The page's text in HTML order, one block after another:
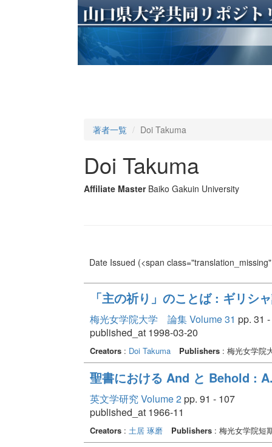
著者一覧 Doi Takuma
Doi Takuma
Affiliate Master Baiko Gakuin University
Date Issued (<span
「主の祈り」のことば : ギリシ
梅光女学院大学 論集 Volume 31 pp. 31
published_at 1998-03-20
Creators: Doi Takuma Publishers: 梅光女学院
聖書における And と Behold :
英文学研究 Volume 2pp. 91 - 107
published_at 1966-11
Creators: 土居 琢磨 Publishers: 梅光女学院短